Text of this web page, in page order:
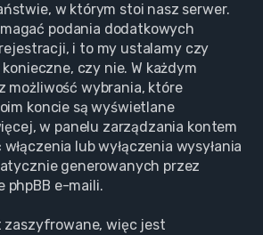
w którym stoi nasz serwer.
podania dodatkowych
i to my ustalamy czy
czy nie. W każdym
możliwość wybrania, które
koncie są wyświetlane
w panelu zarządzania kontem
lub wyłączenia wysyłania
generowanych przez
phpBB e-maili.
zaszyfrowane, więc jest